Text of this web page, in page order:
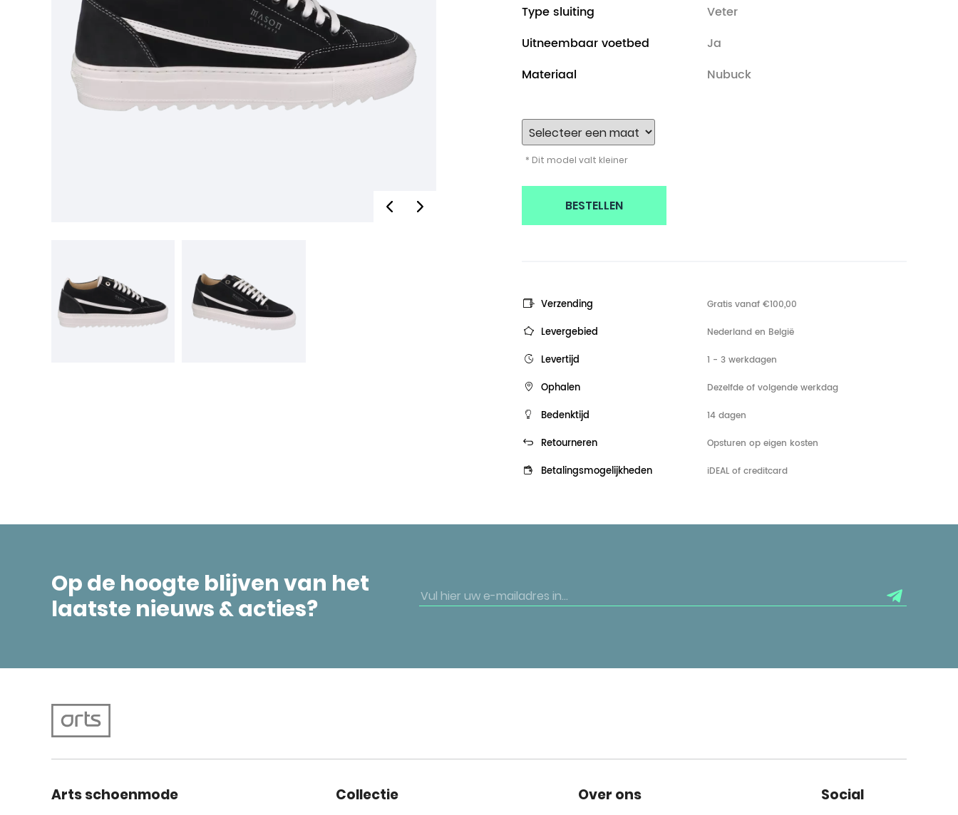
Type sluiting
Veter
Uitneembaar voetbed
Ja
Materiaal
Nubuck
* Dit model valt kleiner
BESTELLEN
Verzending Gratis vanaf €100,00
Levergebied Nederland en België
Levertijd 1 - 3 werkdagen
Ophalen Dezelfde of volgende werkdag
Bedenktijd 14 dagen
Retourneren Opsturen op eigen kosten
Betalingsmogelijkheden iDEAL of creditcard
Op de hoogte blijven van het
laatste nieuws & acties?
Arts schoenmode Collectie Over ons Social